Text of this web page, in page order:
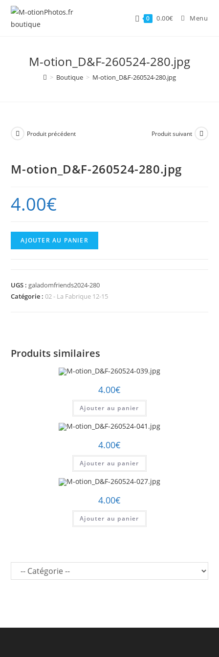
Skip
content
0 0.00€ Menu
M-otion_D&F-260524-280.jpg
> Boutique > M-otion_D&F-260524-280.jpg
Produit précédent Produit suivant
M-otion_D&F-260524-280.jpg
4.00€
quantité
de
260524-
280.jpg
AJOUTER AU PANIER
UGS : galadomfriends2024-280
Catégorie :02 - La Fabrique 12-15
Produits similaires
4.00€
Ajouter au panier
4.00€
Ajouter au panier
4.00€
Ajouter au panier